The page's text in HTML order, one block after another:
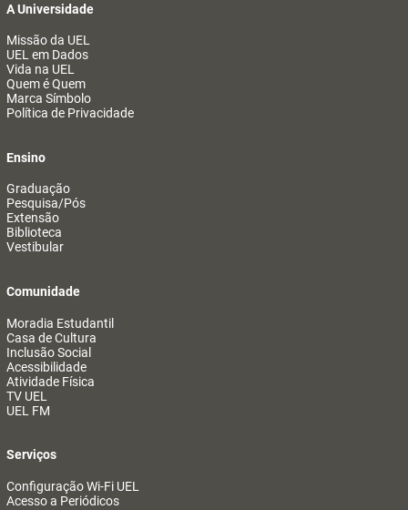
A Universidade
Missão da UEL
UEL em Dados
Vida na UEL
Quem é Quem
Marca Símbolo
Política de Privacidade
Ensino
Graduação
Pesquisa/Pós
Extensão
Biblioteca
Vestibular
Comunidade
Moradia Estudantil
Casa de Cultura
Inclusão Social
Acessibilidade
Atividade Física
TV UEL
UEL FM
Serviços
Configuração Wi-Fi UEL
Acesso a Periódicos